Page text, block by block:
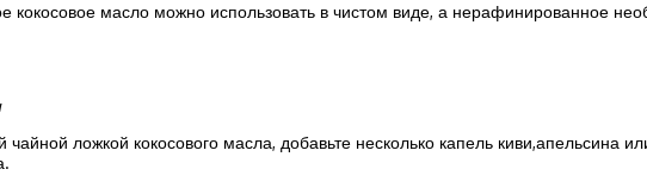
масло можно использовать в чистом виде, а нерафинированное
ложкой кокосового масла, добавьте несколько капель